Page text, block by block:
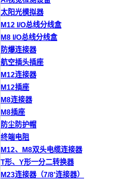
太阳光模拟器
M12 I/O总线分线盒
M8 I/O总线分线盒
防爆连接器
航空插头插座
M12连接器
M12插座
M8连接器
M8插座
防尘防护帽
终端电阻
M12、M8双头电缆连接器
T形、Y形一分二转换器
M23连接器（7/8'连接器）